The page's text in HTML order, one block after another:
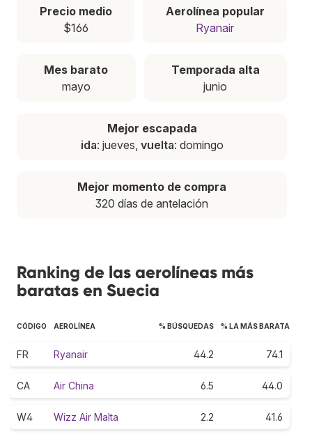
Precio medio
$166
Aerolínea popular
Ryanair
Mes barato
mayo
Temporada alta
junio
Mejor escapada
ida: jueves, vuelta: domingo
Mejor momento de compra
320 días de antelación
Ranking de las aerolíneas más
baratas en Suecia
CÓDIGO AEROLÍNEA % BÚSQUEDAS % LA MÁS BARATA
FR Ryanair 44.2 74.1
CA Air China 6.5 44.0
W4 Wizz Air Malta 2.2 41.6